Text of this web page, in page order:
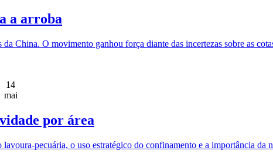
a arroba
China. O movimento ganhou força diante das incertezas sobre as
14
mai
por área
pecuária, o uso estratégico do confinamento e a importância da